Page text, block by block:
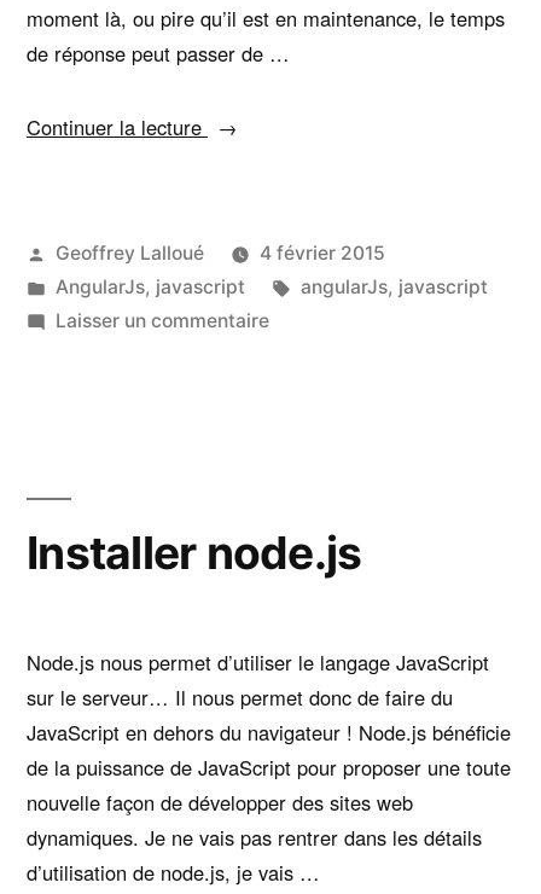
moment là, ou pire qu’il est en maintenance, le temps
de réponse peut passer de …
Continuer la lecture
« Afficher
une
requête
Ajax »
Publié
par
Geoffrey Lalloué
4 février 2015
Publié
dans
AngularJs, javascript Étiquettes :
angularJs, javascript
Laisser un commentairesur
Ajax
Installer node.js
Node.js nous permet d’utiliser le langage JavaScript
sur le serveur… Il nous permet donc de faire du
JavaScript en dehors du navigateur ! Node.js bénéficie
de la puissance de JavaScript pour proposer une toute
nouvelle façon de développer des sites web
dynamiques. Je ne vais pas rentrer dans les détails
d’utilisation de node.js, je vais …